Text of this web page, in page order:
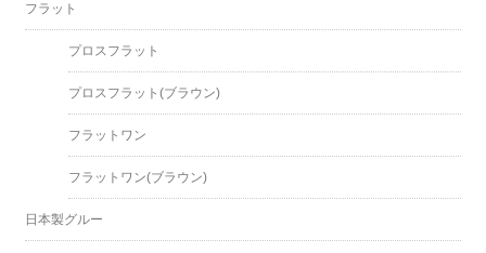
フラット
プロスフラット
プロスフラット(ブラウン)
フラットワン
フラットワン(ブラウン)
日本製グルー